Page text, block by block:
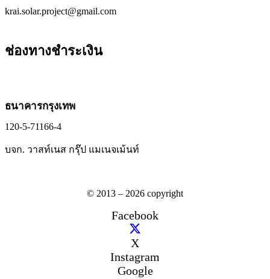
krai.solar.project@gmail.com
ช่องทางชำระเงิน
ธนาคารกรุงเทพ
120-5-71166-4
บจก. วาสท์เนส กรุ๊ป แมเนจเม้นท์
© 2013 – 2026 copyright
Facebook
X
Instagram
Google